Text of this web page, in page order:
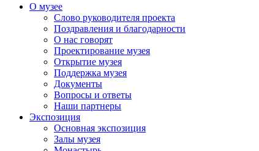
О музее
Слово руководителя проекта
Поздравления и благодарности
О нас говорят
Проектирование музея
Открытие музея
Поддержка музея
Документы
Вопросы и ответы
Наши партнеры
Экспозиция
Основная экспозиция
Залы музея